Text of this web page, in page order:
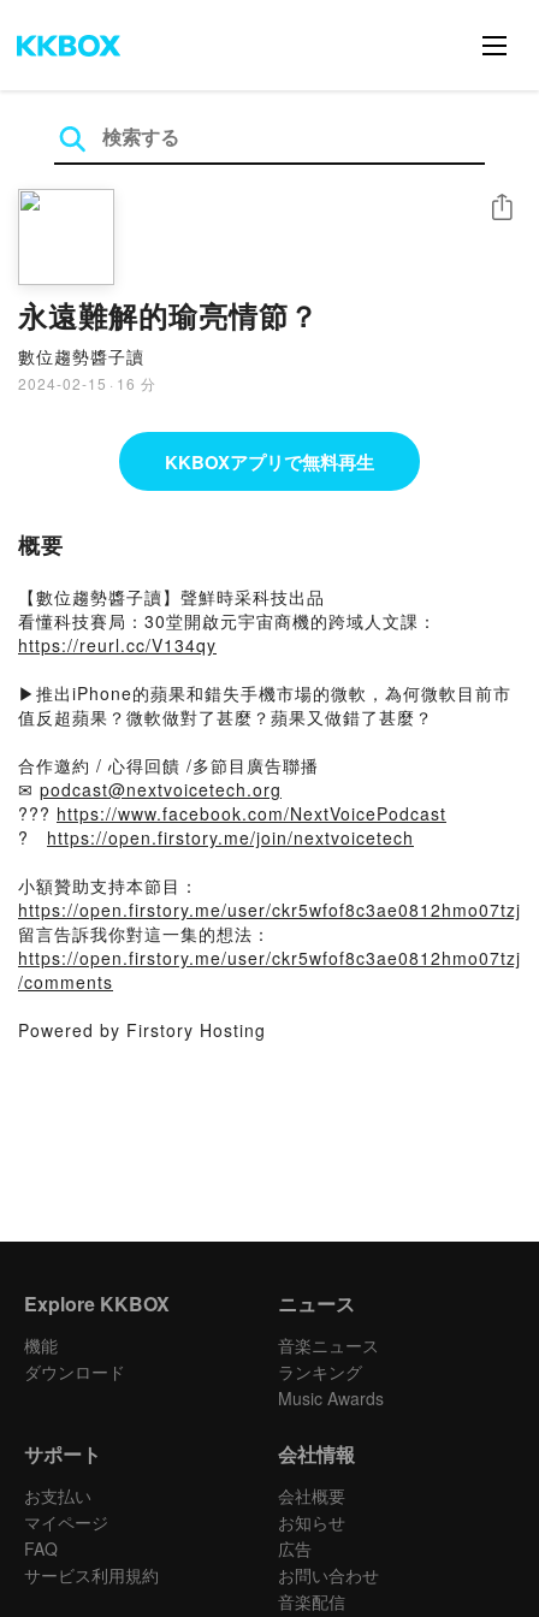
永遠難解的瑜亮情節？
數位趨勢醬子讀
2024-02-15 · 16 分
シェア
KKBOXアプリで無料再生
概要
【數位趨勢醬子讀】聲鮮時采科技出品
看懂科技賽局：30堂開啟元宇宙商機的跨域人文課：
https://reurl.cc/V134qy
▶推出iPhone的蘋果和錯失手機市場的微軟，為何微軟目前市
值反超蘋果？微軟做對了甚麼？蘋果又做錯了甚麼？
合作邀約 / 心得回饋 /多節目廣告聯播
✉ podcast@nextvoicetech.org
?‍?‍? https://www.facebook.com/NextVoicePodcast
? https://open.firstory.me/join/nextvoicetech
小額贊助支持本節目：
https://open.firstory.me/user/ckr5wfof8c3ae0812hmo07tzj
留言告訴我你對這一集的想法：
https://open.firstory.me/user/ckr5wfof8c3ae0812hmo07tzj
/comments
Powered by Firstory Hosting
Explore KKBOX
機能
ダウンロード
ニュース
音楽ニュース
ランキング
Music Awards
サポート
お支払い
マイページ
FAQ
サービス利用規約
会社情報
会社概要
お知らせ
広告
お問い合わせ
音楽配信